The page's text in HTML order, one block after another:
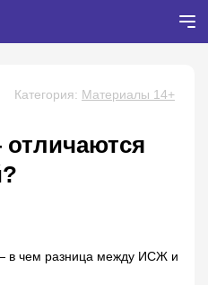
Категория: Материалы 14+
в чем разница между ИСЖ и